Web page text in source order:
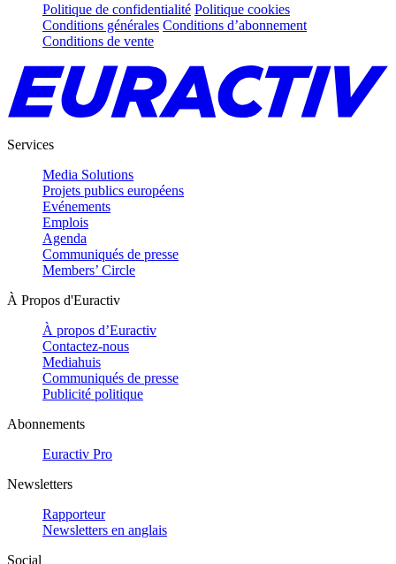
Politique de confidentialité Politique cookies
Conditions générales Conditions d’abonnement
Conditions de vente
Services
Media Solutions
Projets publics européens
Evénements
Emplois
Agenda
Communiqués de presse
Members’ Circle
À Propos d'Euractiv
À propos d’Euractiv
Contactez-nous
Mediahuis
Communiqués de presse
Publicité politique
Abonnements
Euractiv Pro
Newsletters
Rapporteur
Newsletters en anglais
Social